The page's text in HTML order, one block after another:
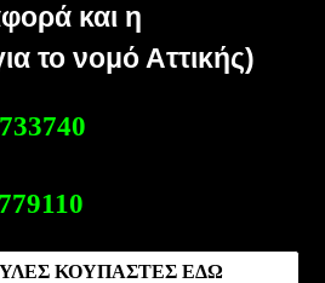
και η
το νομό Αττικής)
ΚΟΥΠΑΣΤΕΣ ΕΔΩ